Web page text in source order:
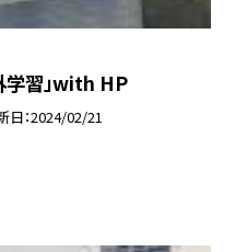
学習」with HP
日 2024/02/21